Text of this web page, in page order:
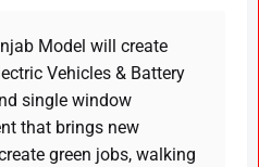
Model will create
Vehicles & Battery
single window
that brings new
green jobs, walking